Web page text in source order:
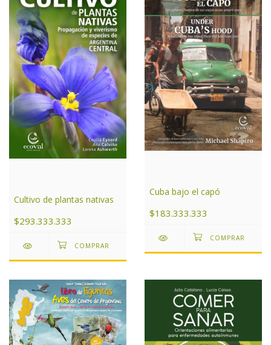
Cultivo de plantas nativas
$293.333.333
Cuba bajo el capó
$183.333.333